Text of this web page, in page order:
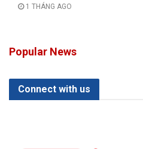
1 THÁNG AGO
Popular News
Connect with us